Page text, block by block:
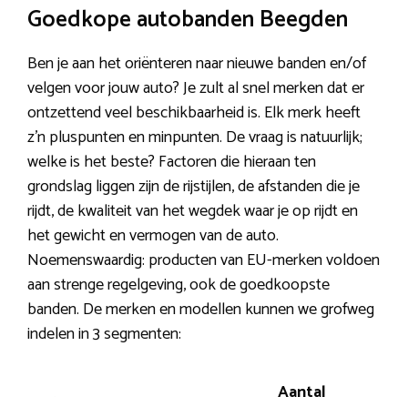
Goedkope autobanden Beegden
Ben je aan het oriënteren naar nieuwe banden en/of
velgen voor jouw auto? Je zult al snel merken dat er
ontzettend veel beschikbaarheid is. Elk merk heeft
z’n pluspunten en minpunten. De vraag is natuurlijk;
welke is het beste? Factoren die hieraan ten
grondslag liggen zijn de rijstijlen, de afstanden die je
rijdt, de kwaliteit van het wegdek waar je op rijdt en
het gewicht en vermogen van de auto.
Noemenswaardig: producten van EU-merken voldoen
aan strenge regelgeving, ook de goedkoopste
banden. De merken en modellen kunnen we grofweg
indelen in 3 segmenten: